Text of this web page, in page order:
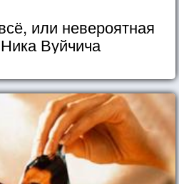
или невероятная
Вуйчича